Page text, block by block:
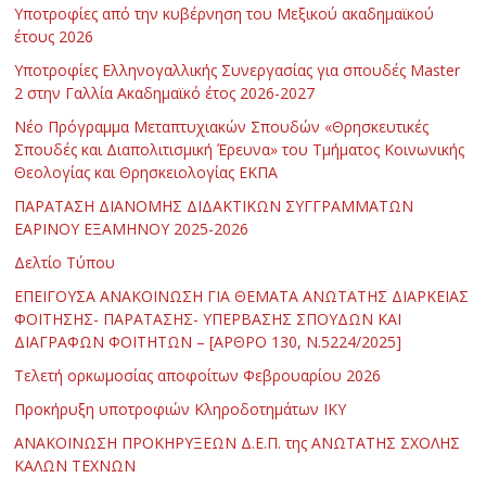
Υποτροφίες από την κυβέρνηση του Μεξικού ακαδημαϊκού
έτους 2026
Υποτροφίες Ελληνογαλλικής Συνεργασίας για σπουδές Master
2 στην Γαλλία Ακαδημαϊκό έτος 2026-2027
Νέο Πρόγραμμα Μεταπτυχιακών Σπουδών «Θρησκευτικές
Σπουδές και Διαπολιτισμική Έρευνα» του Τμήματος Κοινωνικής
Θεολογίας και Θρησκειολογίας ΕΚΠΑ
ΠΑΡΑΤΑΣΗ ΔΙΑΝΟΜΗΣ ΔΙΔΑΚΤΙΚΩΝ ΣΥΓΓΡΑΜΜΑΤΩΝ
ΕΑΡΙΝΟΥ ΕΞΑΜΗΝΟΥ 2025-2026
Δελτίο Τύπου
ΕΠΕΙΓΟΥΣΑ ΑΝΑΚΟΙΝΩΣΗ ΓΙΑ ΘΕΜΑΤΑ ΑΝΩΤΑΤΗΣ ΔΙΑΡΚΕΙΑΣ
ΦΟΙΤΗΣΗΣ- ΠΑΡΑΤΑΣΗΣ- ΥΠΕΡΒΑΣΗΣ ΣΠΟΥΔΩΝ ΚΑΙ
ΔΙΑΓΡΑΦΩΝ ΦΟΙΤΗΤΩΝ – [ΑΡΘΡΟ 130, Ν.5224/2025]
Τελετή ορκωμοσίας αποφοίτων Φεβρουαρίου 2026
Προκήρυξη υποτροφιών Κληροδοτημάτων ΙΚΥ
ΑΝΑΚΟΙΝΩΣΗ ΠΡΟΚΗΡΥΞΕΩΝ Δ.Ε.Π. της ΑΝΩΤΑΤΗΣ ΣΧΟΛΗΣ
ΚΑΛΩΝ ΤΕΧΝΩΝ